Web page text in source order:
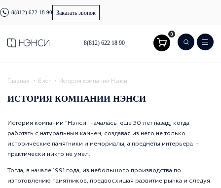
8(812) 622 18 90 Заказать звонок
8(812) 622 18 90
0
Главная Блог История компании Нэнси
ИСТОРИЯ КОМПАНИИ НЭНСИ
История компании "Нэнси" началась еще 30 лет назад, когда
работать с натуральным камнем, создавая из него не только
исторические памятники и мемориалы, а предметы интерьера -
практически никто не умел.
Тогда, в начале 1991 года, из небольшого производства по
изготовлению памятников, предвосхищая развитие рынка и следуя